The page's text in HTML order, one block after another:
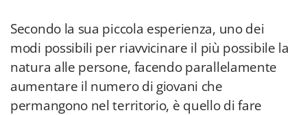
Secondo la sua piccola esperienza, uno dei
modi possibili per riavvicinare il più possibile la
natura alle persone, facendo parallelamente
aumentare il numero di giovani che
permangono nel territorio, è quello di fare